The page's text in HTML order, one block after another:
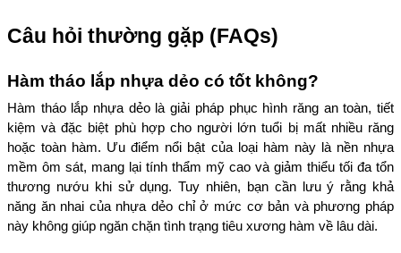
Câu hỏi thường gặp (FAQs)
Hàm tháo lắp nhựa dẻo có tốt không?
Hàm tháo lắp nhựa dẻo là giải pháp phục hình răng an toàn, tiết
kiệm và đặc biệt phù hợp cho người lớn tuổi bị mất nhiều răng
hoặc toàn hàm. Ưu điểm nổi bật của loại hàm này là nền nhựa
mềm ôm sát, mang lại tính thẩm mỹ cao và giảm thiểu tối đa tổn
thương nướu khi sử dụng. Tuy nhiên, bạn cần lưu ý rằng khả
năng ăn nhai của nhựa dẻo chỉ ở mức cơ bản và phương pháp
này không giúp ngăn chặn tình trạng tiêu xương hàm về lâu dài.